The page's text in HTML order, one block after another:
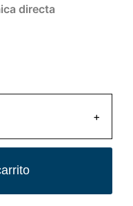
directa
+